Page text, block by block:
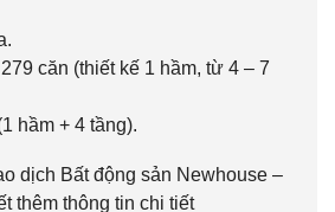
căn (thiết kế 1 hầm, từ 4 – 7
hầm + 4 tầng).
dịch Bất động sản Newhouse –
thêm thông tin chi tiết